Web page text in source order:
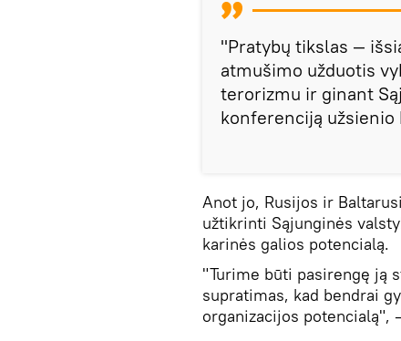
"Pratybų tikslas —
atmušimo užduotis
terorizmu ir ginant
konferenciją užsienio
Anot jo, Rusijos ir
užtikrinti Sąjunginės
karinės galios potencialą.
"Turime būti pasirengę ją
supratimas, kad bendrai
organizacijos potencialą",